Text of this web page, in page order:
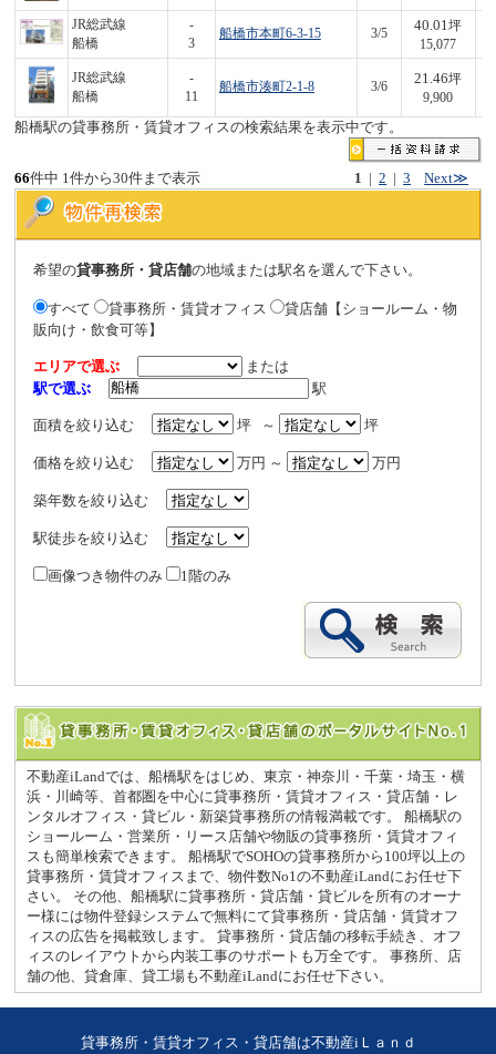
JR総武線
船橋
-
3
船橋市本町6-3-15 3/5
40.01坪
15,077
JR総武線
船橋
-
11
船橋市湊町2-1-8 3/6
21.46坪
9,900
船橋駅の貸事務所・賃貸オフィスの検索結果を表示中です。
1 |2 |3 Next≫
66件中 1件から30件まで表示
希望の貸事務所・貸店舗の地域または駅名を選んで下さい。
すべて 貸事務所・賃貸オフィス
貸店舗【ショールーム・物
販向け・飲食可等】
エリアで選ぶ
または
駅で選ぶ
駅
面積を絞り込む 坪 ～ 坪
価格を絞り込む 万円 ～ 万円
築年数を絞り込む
駅徒歩を絞り込む
画像つき物件のみ 1階のみ
不動産iLandでは、船橋駅をはじめ、東京・神奈川・千葉・埼玉・横
浜・川崎等、首都圏を中心に貸事務所・賃貸オフィス・貸店舗・レ
ンタルオフィス・貸ビル・新築貸事務所の情報満載です。 船橋駅の
ショールーム・営業所・リース店舗や物販の貸事務所・賃貸オフィ
スも簡単検索できます。 船橋駅でSOHOの貸事務所から100坪以上の
貸事務所・賃貸オフィスまで、物件数No1の不動産iLandにお任せ下
さい。 その他、船橋駅に貸事務所・貸店舗・貸ビルを所有のオーナ
ー様には物件登録システムで無料にて貸事務所・貸店舗・賃貸オフ
ィスの広告を掲載致します。 貸事務所・貸店舗の移転手続き、オフ
ィスのレイアウトから内装工事のサポートも万全です。 事務所、店
舗の他、貸倉庫、貸工場も不動産iLandにお任せ下さい。
貸事務所・賃貸オフィス・貸店舗は不動産iＬａｎｄ